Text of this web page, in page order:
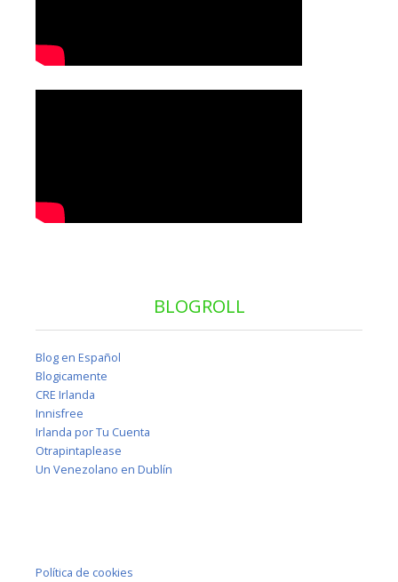
BLOGROLL
Blog en Español
Blogicamente
CRE Irlanda
Innisfree
Irlanda por Tu Cuenta
Otrapintaplease
Un Venezolano en Dublín
Política de cookies